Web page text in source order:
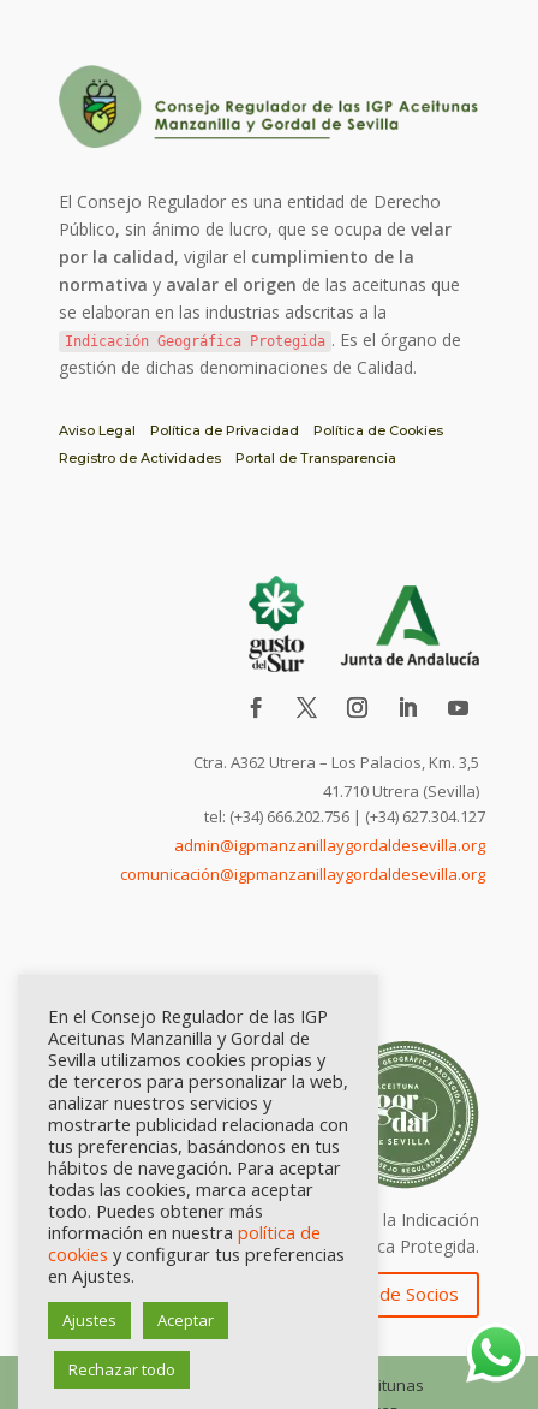
El Consejo Regulador es una entidad de Derecho
Público, sin ánimo de lucro, que se ocupa develar
por la calidad, vigilar el cumplimiento de la
normativa y avalar el origen de las aceitunas que
se elaboran en las industrias adscritas a la
Indicación Geográfica Protegida . Es el órgano de
gestión de dichas denominaciones de Calidad.
Aviso Legal Política de Privacidad
Política de Cookies
Registro de Actividades
Portal de Transparencia
Ctra. A362 Utrera – Los Palacios, Km. 3,5
41.710 Utrera (Sevilla)
tel: (+34) 666.202.756 | (+34) 627.304.127
admin@igpmanzanillaygordaldesevilla.org
comunicación@igpmanzanillaygordaldesevilla.org
Calidad certificada por Origen. Sellos de la Indicación
Geográfica Protegida.
Zona de Socios
© Consejo Regulador de las IGP Aceitunas
En el Consejo Regulador de las IGP
Aceitunas Manzanilla y Gordal de
Sevilla utilizamos cookies propias y
de terceros para personalizar la web,
analizar nuestros servicios y
mostrarte publicidad relacionada con
tus preferencias, basándonos en tus
hábitos de navegación. Para aceptar
todas las cookies, marca aceptar
todo. Puedes obtener más
información en nuestra política de
cookies y configurar tus preferencias
en Ajustes.
Ajustes Aceptar
Rechazar todo